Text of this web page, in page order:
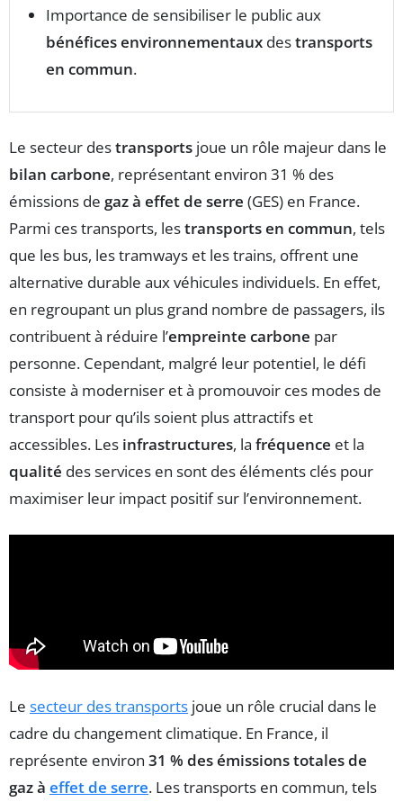
Importance de sensibiliser le public aux
bénéfices environnementaux destransports
en commun.
Le secteur destransports joue un rôle majeur dans le
bilan carbone, représentant environ 31 % des
émissions de gaz à effet de serre (GES) en France.
Parmi ces transports, lestransports en commun, tels
que les bus, les tramways et les trains, offrent une
alternative durable aux véhicules individuels. En effet,
en regroupant un plus grand nombre de passagers, ils
contribuent à réduire l’empreinte carbone par
personne. Cependant, malgré leur potentiel, le défi
consiste à moderniser et à promouvoir ces modes de
transport pour qu’ils soient plus attractifs et
accessibles. Les infrastructures, la fréquence et la
qualité des services en sont des éléments clés pour
maximiser leur impact positif sur l’environnement.
Le secteur des transports joue un rôle crucial dans le
cadre du changement climatique. En France, il
représente environ 31 % des émissions totales de
gaz à effet de serre. Les transports en commun, tels